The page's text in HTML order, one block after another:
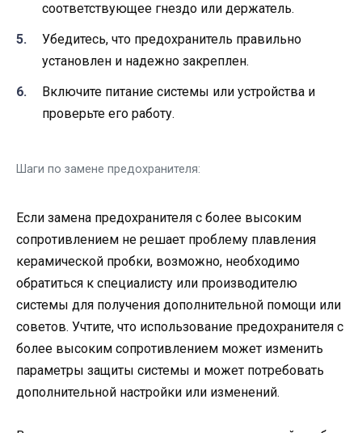
соответствующее гнездо или держатель.
Убедитесь, что предохранитель правильно
установлен и надежно закреплен.
Включите питание системы или устройства и
проверьте его работу.
Шаги по замене предохранителя:
Если замена предохранителя с более высоким
сопротивлением не решает проблему плавления
керамической пробки, возможно, необходимо
обратиться к специалисту или производителю
системы для получения дополнительной помощи или
советов. Учтите, что использование предохранителя с
более высоким сопротивлением может изменить
параметры защиты системы и может потребовать
дополнительной настройки или изменений.